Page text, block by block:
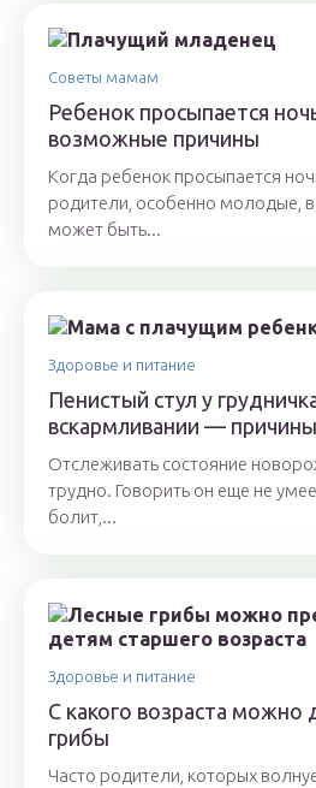
Советы мамам
Ребенок просыпается
возможные причины
Когда ребенок просыпается
родители, особенно молодые,
может быть...
Здоровье и питание
Пенистый стул у
вскармливании — причины
Отслеживать состояние
трудно. Говорить он еще не
болит,...
Здоровье и питание
С какого возраста можно
грибы
Часто родители, которых